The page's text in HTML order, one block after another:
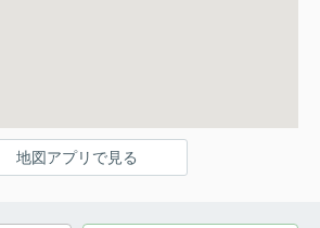
地図アプリで見る